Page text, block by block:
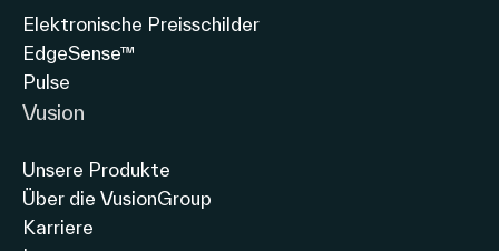
Elektronische Preisschilder
EdgeSense™
Pulse
Vusion
Unsere Produkte
Über die VusionGroup
Karriere